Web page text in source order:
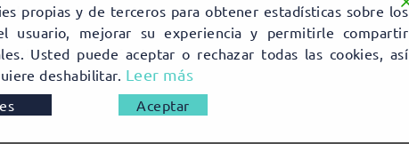
o no sea correcta – –
rellenado a través de
entrada UNE-EN
propias y de terceros para obtener estadísticas sobre los
usuario, mejorar su experiencia y permitirle compartir
Usted puede aceptar o rechazar todas las cookies, así
deshabilitar. Leer más
Aceptar